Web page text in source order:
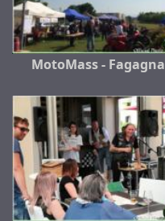
MotoMass - Fagagna